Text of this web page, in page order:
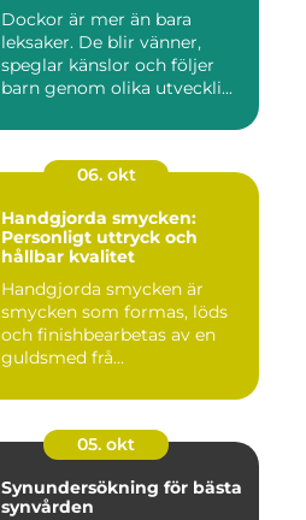
Dockor är mer än bara
leksaker. De blir vänner,
speglar känslor och följer
barn genom olika utveckli...
06. okt
Handgjorda smycken:
Personligt uttryck och
hållbar kvalitet
Handgjorda smycken är
smycken som formas, löds
och finishbearbetas av en
guldsmed frå...
05. okt
Synundersökning för bästa
synvården